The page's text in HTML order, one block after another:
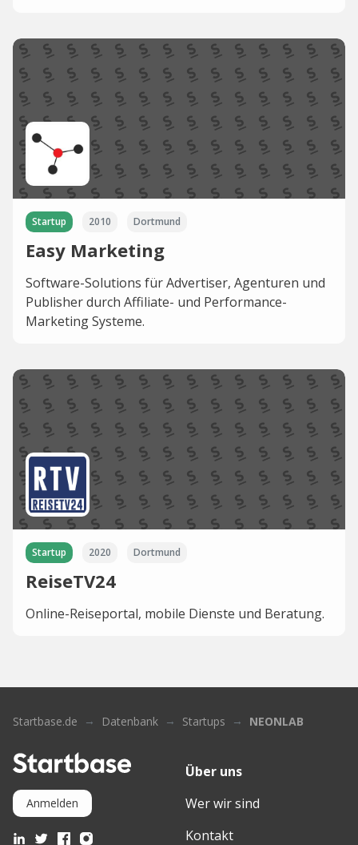
Startup 2010 Dortmund
Easy Marketing
Software-Solutions für Advertiser, Agenturen und
Publisher durch Affiliate- und Performance-
Marketing Systeme.
Startup 2020 Dortmund
ReiseTV24
Online-Reiseportal, mobile Dienste und Beratung.
Startbase.de Datenbank Startups NEONLAB
Anmelden
Über uns
Wer wir sind
Kontakt